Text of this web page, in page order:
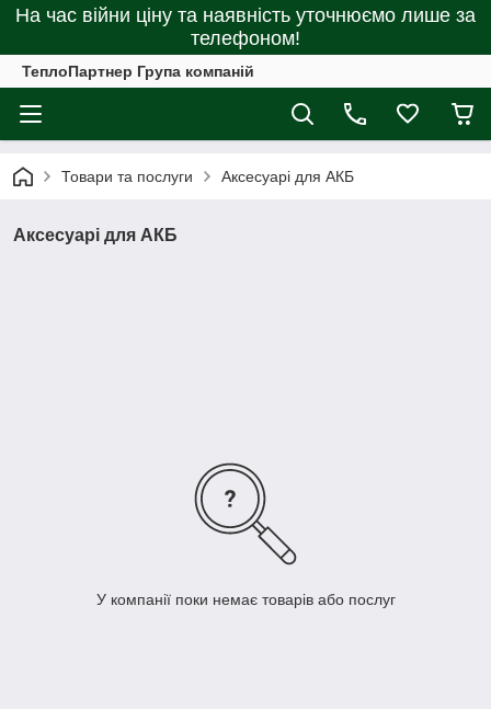
На час війни ціну та наявність уточнюємо лише за
телефоном!
ТеплоПартнер Група компаній
Товари та послуги Аксесуарі для АКБ
Аксесуарі для АКБ
У компанії поки немає товарів або послуг